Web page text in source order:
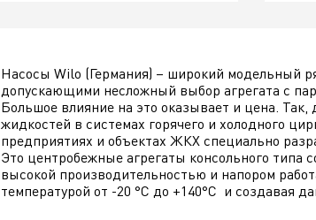
Насосы Wilo (Германия) – широкий модельный
допускающими несложный выбор агрегата с
Большое влияние на это оказывает и цена.
жидкостей в системах горячего и холодного
предприятиях и объектах ЖКХ специально
Это центробежные агрегаты консольного
высокой производительностью и напором
температурой от -20 °C до +140°C и создавая